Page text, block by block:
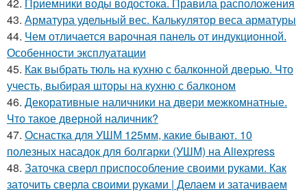
43. Арматура удельный вес. Калькулятор веса арматуры
44. Чем отличается варочная панель от индукционной.
Особенности эксплуатации
45. Как выбрать тюль на кухню с балконной дверью. Что
учесть, выбирая шторы на кухню с балконом
46. Декоративные наличники на двери межкомнатные.
Что такое дверной наличник?
47. Оснастка для УШМ 125мм, какие бывают. 10
полезных насадок для болгарки (УШМ) на Aliexpress
48. Заточка сверл приспособление своими руками. Как
заточить сверла своими руками | Делаем и затачиваем